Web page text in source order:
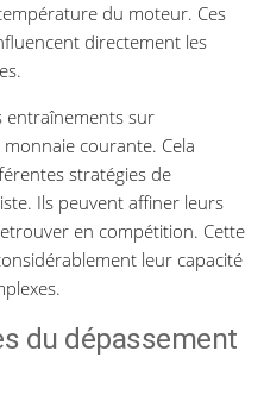
du moteur. Ces
directement les
entraînements sur
courante. Cela
stratégies de
Ils peuvent affiner leurs
en compétition. Cette
leur capacité
du dépassement